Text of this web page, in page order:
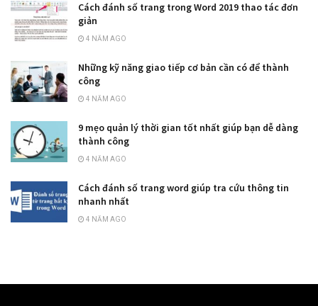
Cách đánh số trang trong Word 2019 thao tác đơn
giản
4 NĂM AGO
Những kỹ năng giao tiếp cơ bản cần có để thành
công
4 NĂM AGO
9 mẹo quản lý thời gian tốt nhất giúp bạn dễ dàng
thành công
4 NĂM AGO
Cách đánh số trang word giúp tra cứu thông tin
nhanh nhất
4 NĂM AGO